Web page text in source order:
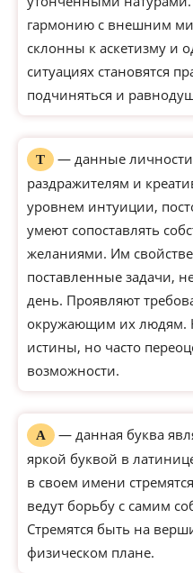
гармонию с внешним
склонны к аскетизму и
ситуациях становятся
подчиняться и
Т
— данные
раздражителям и
уровнем интуиции,
умеют сопоставлять
желаниями. Им
поставленные задачи,
день. Проявляют
окружающим их людям.
истины, но часто
возможности.
А
— данная буква
яркой буквой в
в своем имени
ведут борьбу с самим
Стремятся быть на
физическом плане.